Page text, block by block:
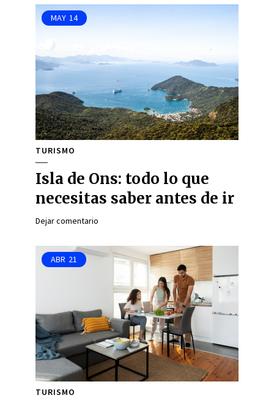
MAY 14
TURISMO
Isla de Ons: todo lo que
necesitas saber antes de ir
Dejar comentario
ABR 21
TURISMO